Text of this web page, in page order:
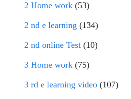
2 Home work (53)
2 nd e learning (134)
2 nd online Test (10)
3 Home work (75)
3 rd e learning video (107)